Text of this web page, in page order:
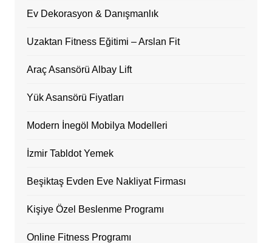
Ev Dekorasyon & Danışmanlık
Uzaktan Fitness Eğitimi – Arslan Fit
Araç Asansörü Albay Lift
Yük Asansörü Fiyatları
Modern İnegöl Mobilya Modelleri
İzmir Tabldot Yemek
Beşiktaş Evden Eve Nakliyat Firması
Kişiye Özel Beslenme Programı
Online Fitness Programı